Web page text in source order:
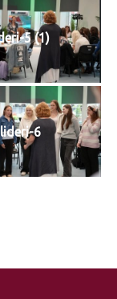
5 (1)
lideri-6